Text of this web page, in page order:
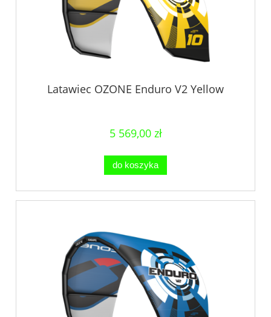
Latawiec OZONE Enduro V2 Yellow
5 569,00 zł
do koszyka